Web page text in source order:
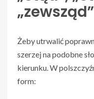
„zewsząd”
Żeby utrwalić
szerzej na podobne
kierunku. W
form: